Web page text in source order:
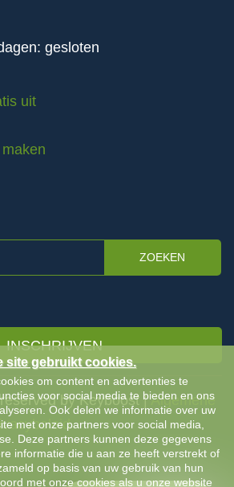
gesloten
uit
ZOEKEN
INSCHRIJVEN
by Keyboost |Algemene
site gebruikt cookies.
om content en advertenties te
voor social media te bieden en ons
Ook delen we informatie over uw
met onze partners voor social media,
Deze partners kunnen deze gegevens
informatie die u aan ze heeft verstrekt of
op basis van uw gebruik van hun
met onze cookies als u onze website